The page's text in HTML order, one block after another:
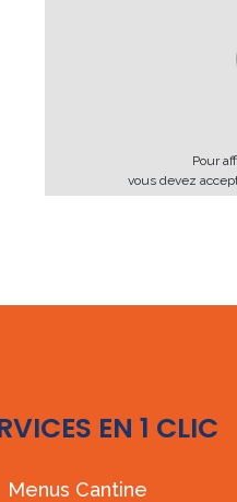
Pour
vous devez
EN 1 CLIC
Menus Cantine